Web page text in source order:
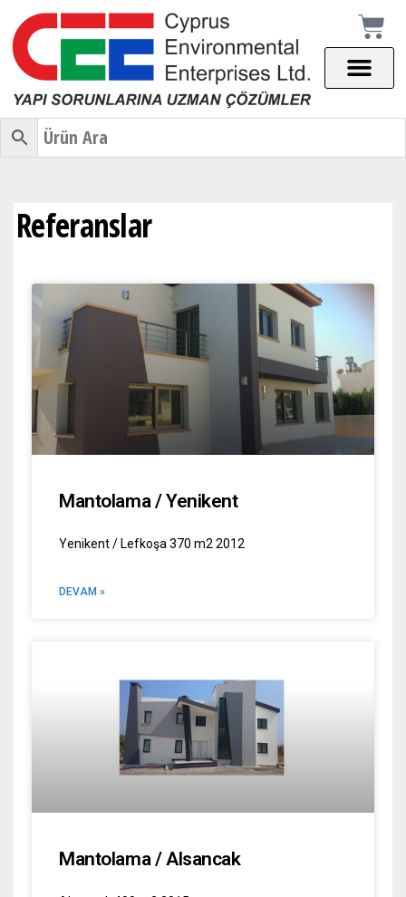
Referanslar
Mantolama / Yenikent
Yenikent / Lefkoşa 370 m2 2012
DEVAM »
Mantolama / Alsancak